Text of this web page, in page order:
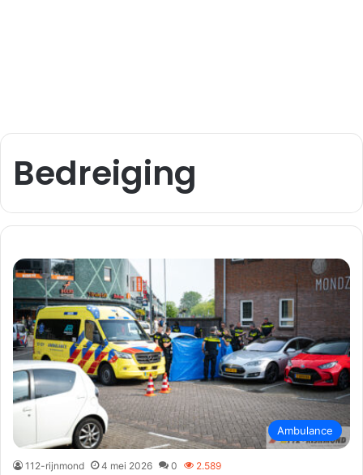
Bedreiging
Ambulance
112-rijnmond 4 mei 2026 0 2.589